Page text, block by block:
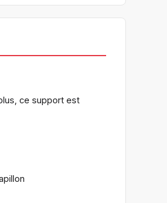
ce support est